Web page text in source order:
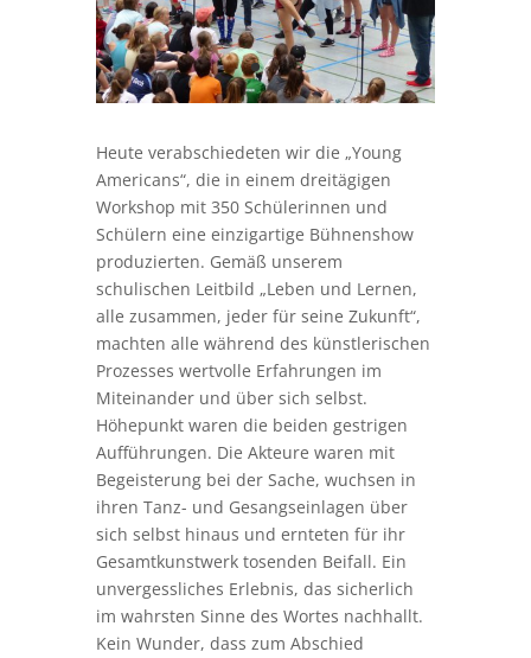
Heute verabschiedeten wir die „Young
Americans“, die in einem dreitägigen
Workshop mit 350 Schülerinnen und
Schülern eine einzigartige Bühnenshow
produzierten. Gemäß unserem
schulischen Leitbild „Leben und Lernen,
alle zusammen, jeder für seine Zukunft“,
machten alle während des künstlerischen
Prozesses wertvolle Erfahrungen im
Miteinander und über sich selbst.
Höhepunkt waren die beiden gestrigen
Aufführungen. Die Akteure waren mit
Begeisterung bei der Sache, wuchsen in
ihren Tanz- und Gesangseinlagen über
sich selbst hinaus und ernteten für ihr
Gesamtkunstwerk tosenden Beifall. Ein
unvergessliches Erlebnis, das sicherlich
im wahrsten Sinne des Wortes nachhallt.
Kein Wunder, dass zum Abschied